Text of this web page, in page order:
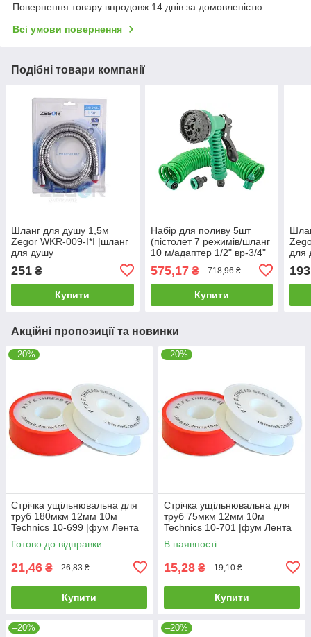
Повернення товару впродовж 14 днів за домовленістю
Всі умови повернення
Подібні товари компанії
Шланг для душу 1,5м
Zegor WKR-009-I*I |шланг
для душу
251 ₴
Купити
Набір для поливу 5шт
(пістолет 7 режимів/шланг
10 м/адаптер 1/2" вр-3/4"
Mastertool 92-9342
575,17₴ 718,96 ₴
Купити
для
Акційні пропозиції та новинки
–20%
Стрічка ущільнювальна для
труб 180мкм 12мм 10м
Technics 10-699 |фум Лента
уплотнительная для труб
Готово до відправки
21,46 ₴ 26,83 ₴
Купити
–20%
Стрічка ущільнювальна для
труб 75мкм 12мм 10м
Technics 10-701 |фум Лента
уплотнительная для труб
В наявності
15,28 ₴ 19,10 ₴
Купити
–20% –20%